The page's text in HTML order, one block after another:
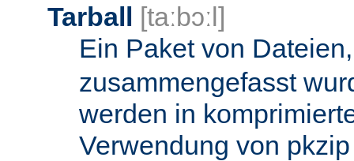
Tarball [taːbɔːl]
Ein Paket von
zusammengefasst
werden in
Verwendung von